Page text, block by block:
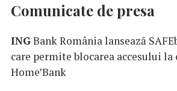
Comunicate de presa
INGBank România lansează
care permite blocarea accesului
Home’Bank